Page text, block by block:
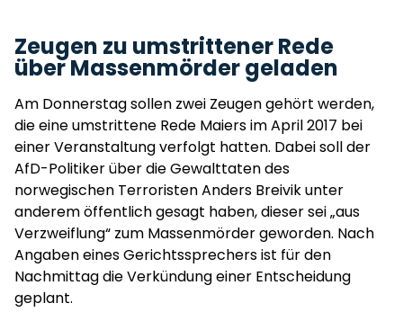
Zeugen zu umstrittener Rede
über Massenmörder geladen
Am Donnerstag sollen zwei Zeugen gehört werden,
die eine umstrittene Rede Maiers im April 2017 bei
einer Veranstaltung verfolgt hatten. Dabei soll der
AfD-Politiker über die Gewalttaten des
norwegischen Terroristen Anders Breivik unter
anderem öffentlich gesagt haben, dieser sei „aus
Verzweiflung“ zum Massenmörder geworden. Nach
Angaben eines Gerichtssprechers ist für den
Nachmittag die Verkündung einer Entscheidung
geplant.